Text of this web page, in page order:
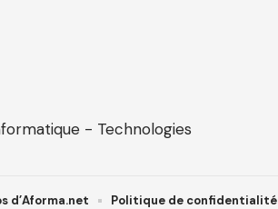
d’Aforma.net Politique de confidentialité